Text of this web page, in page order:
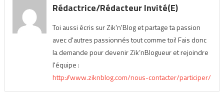
Rédactrice/Rédacteur Invité(e)
Toi aussi écris sur Zik'n'Blog et partage ta passion
avec d'autres passionnés tout comme toi! Fais donc
la demande pour devenir Zik’nBlogueur et rejoindre
l'équipe :
http://www.ziknblog.com/nous-contacter/participer/